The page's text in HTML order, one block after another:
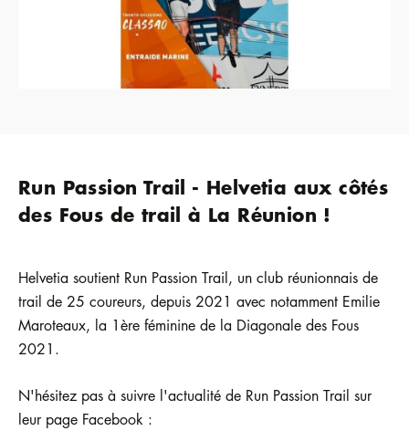
Run Passion Trail - Helvetia aux côtés
des Fous de trail à La Réunion !
Helvetia soutient Run Passion Trail, un club réunionnais de
trail de 25 coureurs, depuis 2021 avec notamment Emilie
Maroteaux, la 1ère féminine de la Diagonale des Fous
2021.
N'hésitez pas à suivre l'actualité de Run Passion Trail sur
leur page Facebook :